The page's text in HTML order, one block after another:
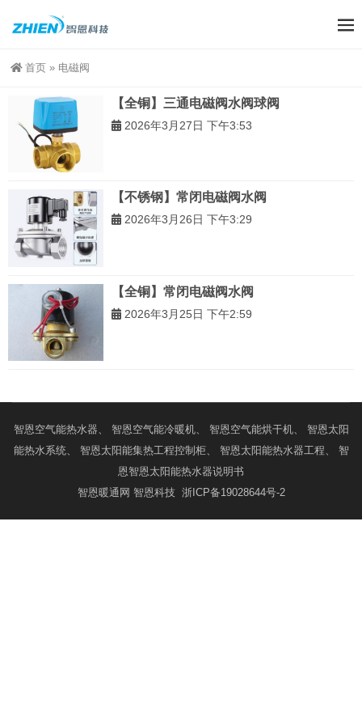
首页 » 电磁阀
【全铜】三通电磁阀水阀球阀
2026年3月27日 下午3:53
【不锈钢】常闭电磁阀水阀
2026年3月26日 下午3:29
【全铜】常闭电磁阀水阀
2026年3月25日 下午2:59
智恩 空气能热水器 、 智恩 空气能冷暖机、 智恩 空气能烘干机、 智恩 太阳
能热水系统 、 智恩 太阳能集热工程控制柜、 智恩 太阳能热水器工程 、 智
恩 智恩太阳能热水器说明书
智恩暖通网 智恩科技 浙ICP备19028644号-2